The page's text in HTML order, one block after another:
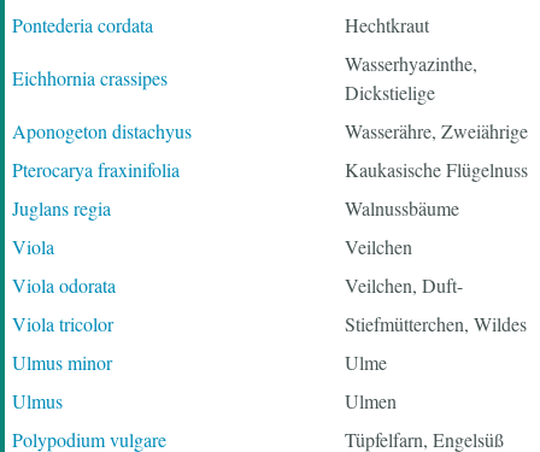
Pontederia cordata
Hechtkraut
Eichhornia crassipes
Wasserhyazinthe,
Dickstielige
Aponogeton distachyus
Wasserähre, Zweiährige
Pterocarya fraxinifolia
Kaukasische Flügelnuss
Juglans regia
Walnussbäume
Viola
Veilchen
Viola odorata
Veilchen, Duft-
Viola tricolor
Stiefmütterchen, Wildes
Ulmus minor
Ulme
Ulmus
Ulmen
Polypodium vulgare
Tüpfelfarn, Engelsüß